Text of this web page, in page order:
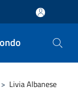
> Livia Albanese